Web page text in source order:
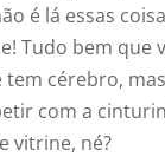
é lá essas
Tudo bem que
tem cérebro,
com a
vitrine, né?